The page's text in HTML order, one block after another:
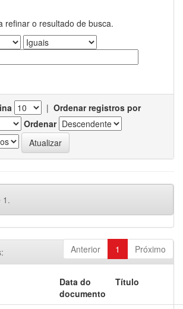
refinar o resultado de busca.
| Ordenar registros por
Ordenar
1.
Anterior 1 Próximo
Data do
documento
Título